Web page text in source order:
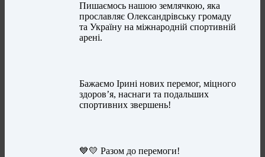
Пишаємось нашою землячкою, яка
прославляє Олександрівську громаду
та Україну на міжнародній спортивній
арені.
Бажаємо Ірині нових перемог, міцного
здоров’я, наснаги та подальших
спортивних звершень!
💙💛 Разом до перемоги!